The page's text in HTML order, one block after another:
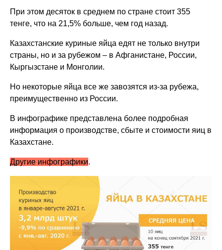
При этом десяток в среднем по стране стоит 355
тенге, что на 21,5% больше, чем год назад.
Казахстанские куриные яйца едят не только внутри
страны, но и за рубежом – в Афганистане, России,
Кыргызстане и Монголии.
Но некоторые яйца все же завозятся из-за рубежа,
преимущественно из России.
В инфографике представлена более подробная
информация о производстве, сбыте и стоимости яиц в
Казахстане.
Другие инфографики.